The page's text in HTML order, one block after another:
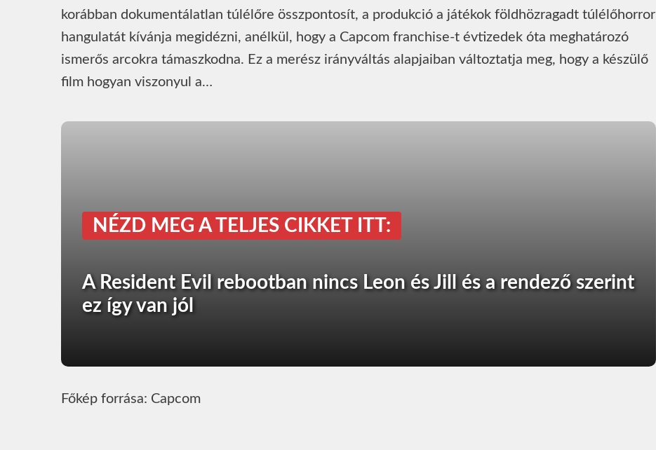
korábban dokumentálatlan túlélőre összpontosít, a produkció a játékok földhözragadt túlélőhorror
hangulatát kívánja megidézni, anélkül, hogy a Capcom franchise-t évtizedek óta meghatározó
ismerős arcokra támaszkodna. Ez a merész irányváltás alapjaiban változtatja meg, hogy a készülő
film hogyan viszonyul a…
NÉZD MEG A TELJES CIKKET ITT:
A Resident Evil rebootban nincs Leon és Jill és a rendező szerint
ez így van jól
Főkép forrása: Capcom